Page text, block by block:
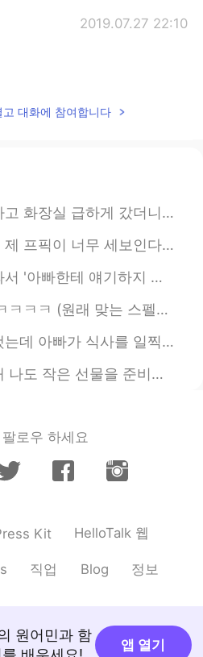
2019.07.27 22:10
2019.07.27 22:05
의 인품을 알 수 있죠 :)
2019.07.27 17:52
감합니다:)
알아보는 좋은분들이 팔로
고 대화에 참여합니다
music"라고 (잔잔한 음악 좀 틀어봐) 부탁해서 Adele 음악 틀어놨어요 ㅋㅋ...
의해서 어제 또 빠꿨어요 ㅋㅋㅋ I mainly used it to send a message to all th...
오늘의 에피소드를 들려주셨다 엄마는 오늘 동네 편의점에 들렸었나보다 그리고 어느 낯선 젊...
국어에는 "please"의 의미를 잘 드러내는 단어가 없는 거 같아요 "제발"이나 "부...
요 언니: 아이 아빠!! 우린 아직 먹고 있잖아!! 아빠: 어두운데서 식사하는 게 좋아. 너무 밝으...
작은 선물을 준비했더라고요 ㅋㅋㅋ 사진에는 잘 안 보이겠지만 'Last Day'라고 썼어요 밑...
로우 하세요
Kit HelloTalk 웹
직업 Blog 정보
원어민과 함
앱 열기